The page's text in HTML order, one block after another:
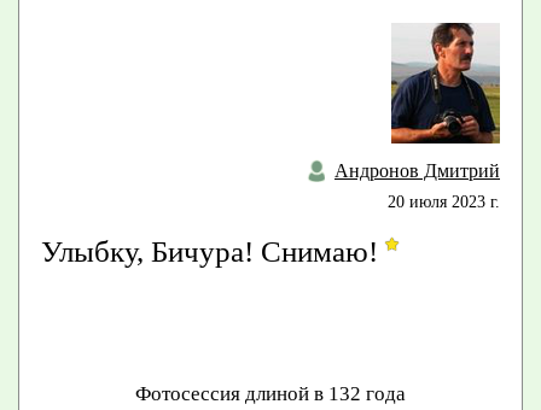
Андронов Дмитрий
20 июля 2023 г.
Улыбку, Бичура! Снимаю!
Фотосессия длиной в 132 года